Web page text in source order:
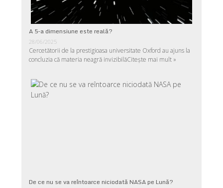
A 5-a dimensiune este reală?
28/06/2025
Cercetătorii de la prestigioasa universitate Oxford au ajuns la
concluzia că materia neagră invizibilăCitește mai mult »
De ce nu se va reîntoarce niciodată NASA pe Lună?